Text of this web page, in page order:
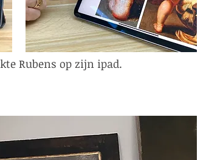
Rubens op zijn ipad.